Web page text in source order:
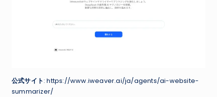
公式サイト: https://www.iweaver.ai/ja/agents/ai-website-
summarizer/